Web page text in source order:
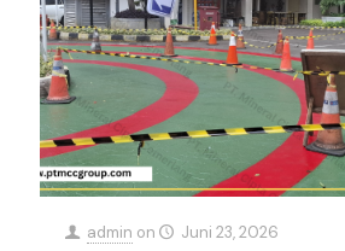
admin on Juni 23, 2026